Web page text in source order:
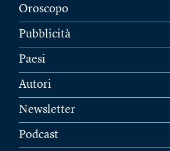
Oroscopo
Pubblicità
Paesi
Autori
Newsletter
Podcast